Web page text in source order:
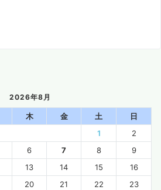
2026年8月
木 金 土
日
1
2
6 7 8
9
13 14 15
16
20 21 22
23